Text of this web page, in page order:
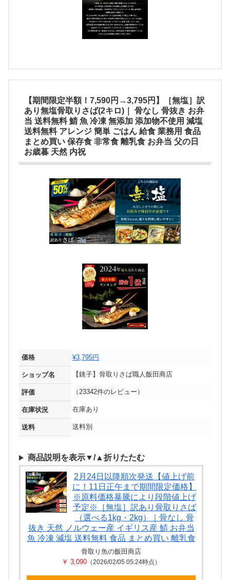
【期間限定半額！7,590円→3,795円】［無塩］訳
あり無塩骨取りさば(2キロ)｜ 骨なし 骨抜き お弁
当 送料無料 鯖 魚 冷凍 無添加 添加物不使用 減塩
送料無料 アレンジ 簡単 ごはん 給食 業務用 食品
まとめ買い 保存食 非常食 離乳食 お弁当 父の日
お歳暮 天然 内祝
価格 ¥3,795円
ショップ名 【銚子】骨取りさば職人飯田商店
評価 （23342件のレビュー）
在庫状況 在庫あり
送料 送料別
商品説明を表示▼/▲折りたたむ
2月24日以降順次発送【値上げ前
に！11日正午まで期間限定価格】
※原料価格暴騰により段階値上げ
予定※［無塩］訳あり骨取りさば
（選べる1kg・2kg）｜骨なし 骨
抜き 天然 ノルウェー産 イギリス産 鯖 お弁当
魚 冷凍 減塩 送料無料 食品 まとめ買い 離乳食
骨取り魚の飯田商店
￥ 3,090 （2026/02/05 05:24時点）